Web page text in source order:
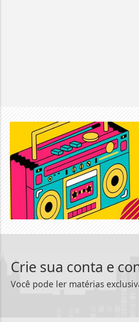
Crie sua conta e
Você pode ler matérias